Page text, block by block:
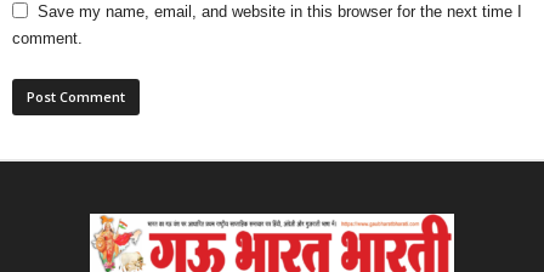
Save my name, email, and website in this browser for the next time I
comment.